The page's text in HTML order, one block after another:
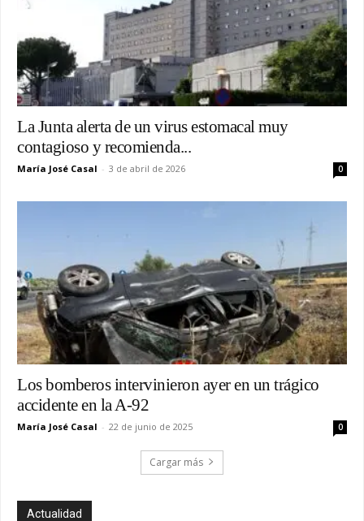
La Junta alerta de un virus estomacal muy
contagioso y recomienda...
María José Casal - 3 de abril de 2026 0
Los bomberos intervinieron ayer en un trágico
accidente en la A-92
María José Casal - 22 de junio de 2025 0
Cargar más
Actualidad